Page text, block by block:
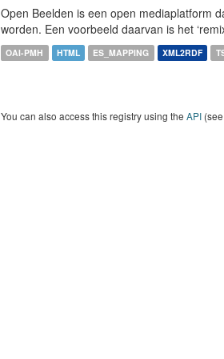
Open Beelden is een open mediaplatform
worden. Een voorbeeld daarvan is het
OAI-PMH HTML ES_MAPPING XML2RDF
You can also access this registry using the API (see